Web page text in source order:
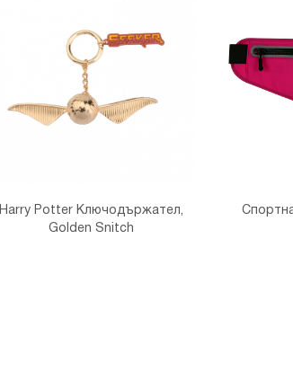
Harry Potter Ключодържател,
Golden Snitch